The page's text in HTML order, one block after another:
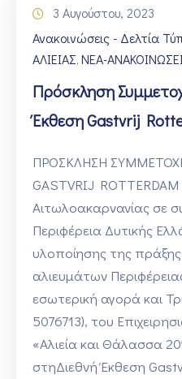
3 Αυγούστου, 2023
Ανακοινώσεις - Δελτία
ΑΛΙΕΙΑΣ‚ ΝΕΑ-
Πρόσκληση
Έκθεση Gastvrij
ΠΡΟΣΚΛΗΣΗ
GASTVRIJ
Αιτωλοακαρνανίας σε
Περιφέρεια Δυτικής
υλοποίησης της
αλιευμάτων
εσωτερική αγορά και
5076713), του
«Αλιεία και Θάλασσα
στηΔιεθνή Έκθεση